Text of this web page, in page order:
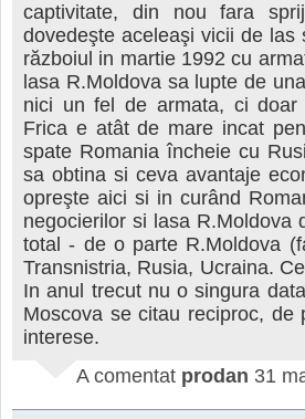
captivitate, din nou fara
dovedeşte aceleaşi vicii de
războiul in martie 1992 cu
lasa R.Moldova sa lupte de
nici un fel de armata, ci doar
Frica e atât de mare incat
spate Romania încheie cu
sa obtina si ceva avantaje
opreşte aici si in curând
negocierilor si lasa R.Moldova
total - de o parte R.Moldova
Transnistria, Rusia, Ucraina.
In anul trecut nu o singura
Moscova se citau reciproc,
interese.
A comentat prodan 31